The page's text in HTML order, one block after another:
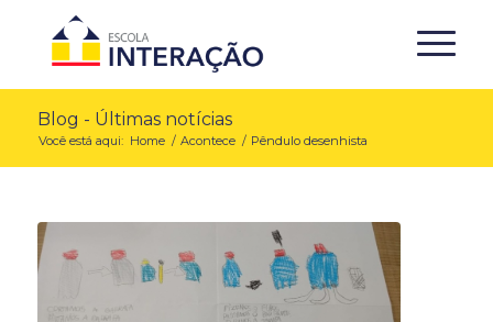
Blog - Últimas notícias
Você está aqui: Home / Acontece / Pêndulo desenhista